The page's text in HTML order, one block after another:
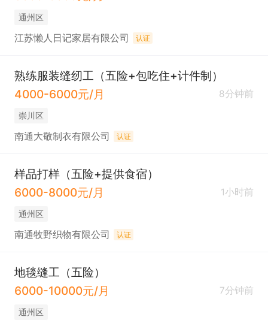
通州区
江苏懒人日记家居有限公司 认证
熟练服装缝纫工（五险+包吃住+计件制）
4000-6000元/月
8分钟前
崇川区
南通大敬制衣有限公司 认证
样品打样（五险+提供食宿）
6000-8000元/月
1小时前
通州区
南通牧野织物有限公司 认证
地毯缝工（五险）
6000-10000元/月
7分钟前
通州区